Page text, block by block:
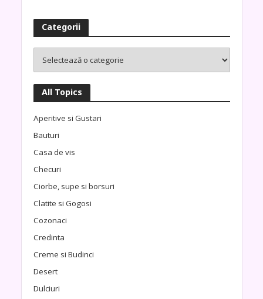
Categorii
All Topics
Aperitive si Gustari
Bauturi
Casa de vis
Checuri
Ciorbe, supe si borsuri
Clatite si Gogosi
Cozonaci
Credinta
Creme si Budinci
Desert
Dulciuri